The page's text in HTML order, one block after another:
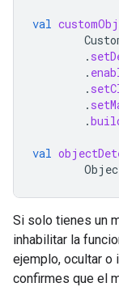
val
.
.
.
.
.
val
Si solo tienes un
inhabilitar la
ejemplo, ocultar o
confirmes que el